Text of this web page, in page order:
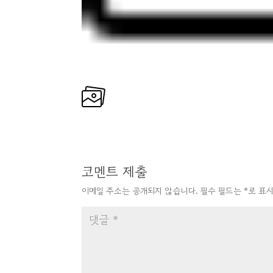
코멘트 제출
이메일 주소는 공개되지 않습니다. 필수 필드는 *로 표